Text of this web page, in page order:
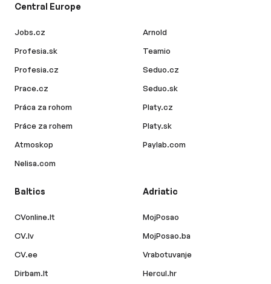
Central Europe
Jobs.cz
Profesia.sk
Profesia.cz
Prace.cz
Práca za rohom
Práce za rohem
Atmoskop
Nelisa.com
Arnold
Teamio
Seduo.cz
Seduo.sk
Platy.cz
Platy.sk
Paylab.com
Baltics
CVonline.lt
CV.lv
CV.ee
Dirbam.lt
Adriatic
MojPosao
MojPosao.ba
Vrabotuvanje
Hercul.hr